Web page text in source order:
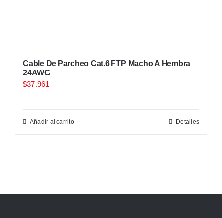
Cable De Parcheo Cat.6 FTP Macho A Hembra
24AWG
$37.961
Añadir al carrito Detalles